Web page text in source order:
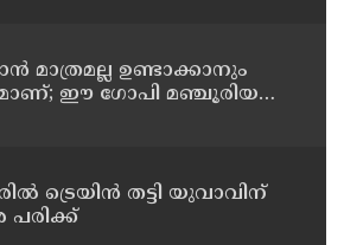
മാത്രമല്ല ഉണ്ടാക്കാനും
ഈ ഗോപി മഞ്ചൂരിയൻ
ട്രെയിൻ തട്ടി യുവാവിന്